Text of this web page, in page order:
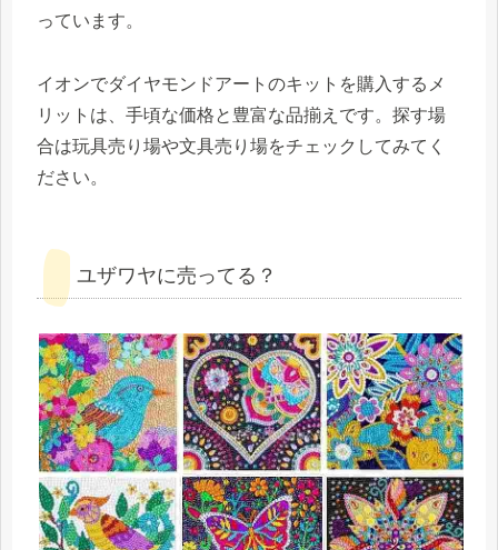
っています。
イオンでダイヤモンドアートのキットを購入するメ
リットは、手頃な価格と豊富な品揃えです。探す場
合は玩具売り場や文具売り場をチェックしてみてく
ださい。
ユザワヤに売ってる？